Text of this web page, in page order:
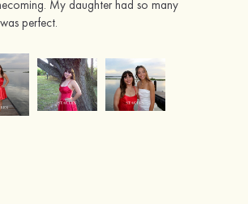
My daughter had so many
perfect.